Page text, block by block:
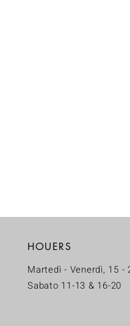
HOUERS
Martedì - Venerdì, 15 -
Sabato 11-13 & 16-20